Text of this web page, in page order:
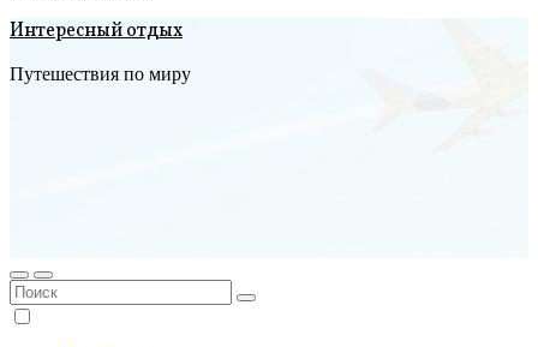
Интересный отдых
Путешествия по миру